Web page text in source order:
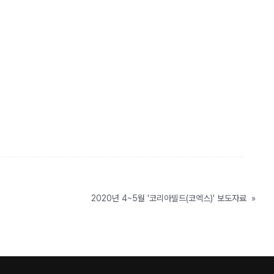
2020년 4~5월 '코리아빌드(코엑스)' 보도자료 »